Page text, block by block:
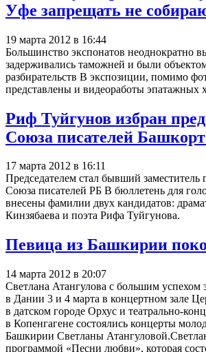
Уфе запрещать не
19 марта 2012 в 16:44
Большинство экспонатов неоднократно
задерживались таможней и были
разбирательств В экспозиции, помимо
представлены и видеоработы эпатажных
Риф Туйгунов избран
Союза писателей
17 марта 2012 в 16:11
Председателем стал бывший заместитель
Союза писателей РБ В бюллетень для
внесены фамилии двух кандидатов:
Кинзябаева и поэта Рифа Туйгунова.
Певица из Башкирии
14 марта 2012 в 20:07
Светлана Атангулова с большим успехом
в Дании 3 и 4 марта в концертном зале
в датском городе Орхус и театрально-
в Копенгагене состоялись концерты
Башкирии Светланы
программой «Песни любви», которая